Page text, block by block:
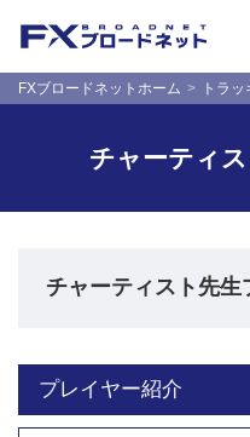
FXブロードネットホーム トラ
チャーティ
チャーティスト先生
プレイヤー紹介